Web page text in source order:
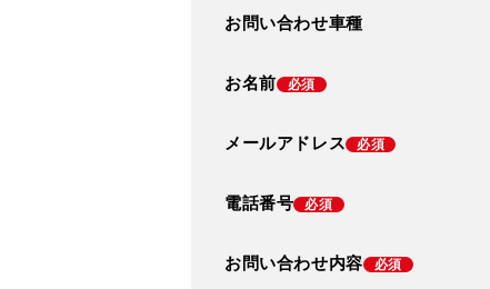
お問い合わせ車種
お名前 必須
メールアドレス 必須
電話番号 必須
お問い合わせ内容 必須